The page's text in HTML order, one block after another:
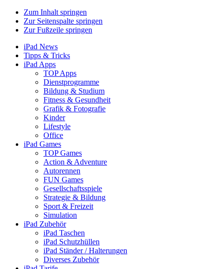
Zum Inhalt springen
Zur Seitenspalte springen
Zur Fußzeile springen
iPad News
Tipps & Tricks
iPad Apps
TOP Apps
Dienstprogramme
Bildung & Studium
Fitness & Gesundheit
Grafik & Fotografie
Kinder
Lifestyle
Office
iPad Games
TOP Games
Action & Adventure
Autorennen
FUN Games
Gesellschaftsspiele
Strategie & Bildung
Sport & Freizeit
Simulation
iPad Zubehör
iPad Taschen
iPad Schutzhüllen
iPad Ständer / Halterungen
Diverses Zubehör